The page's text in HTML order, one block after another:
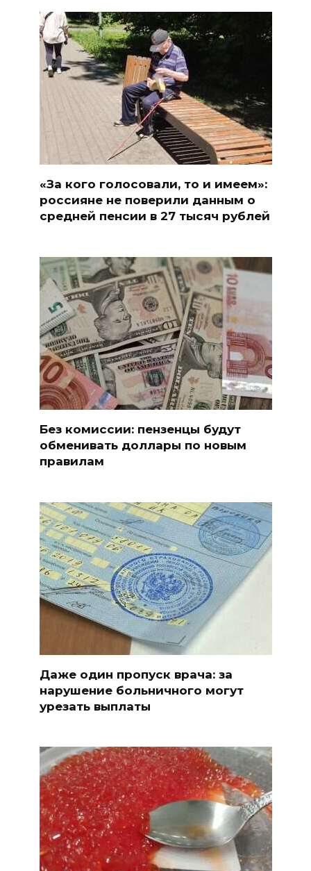
«За кого голосовали, то и имеем»:
россияне не поверили данным о
средней пенсии в 27 тысяч рублей
Без комиссии: пензенцы будут
обменивать доллары по новым
правилам
Даже один пропуск врача: за
нарушение больничного могут
урезать выплаты